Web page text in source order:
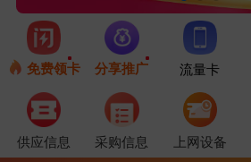
免费领卡 分享推广 流量卡
供应信息 采购信息 上网设备